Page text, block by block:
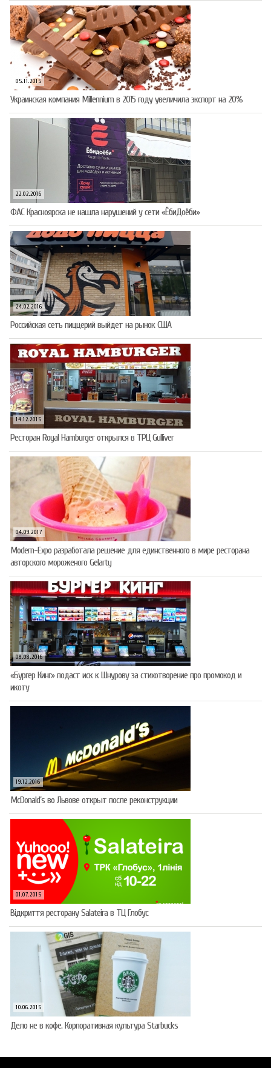
05.11.2015
Украинская компания Millennium в 2015 году увеличила экспорт на 20%
22.02.2016
ФАС Красноярска не нашла нарушений у сети «ЁбиДоёби»
24.02.2016
Российская сеть пиццерий выйдет на рынок США
14.12.2015
Ресторан Royal Hamburger открылся в ТРЦ Gulliver
04.09.2017
Modern-Expo разработала решение для единственного в мире ресторана
авторского мороженого Gelarty
08.08.2016
«Бургер Кинг» подаст иск к Шнурову за стихотворение про промокод и
икоту
19.12.2016
McDonald’s во Львове открыт после реконструкции
01.07.2015
Відкриття ресторану Salateirа в ТЦ Глобус
10.06.2015
Дело не в кофе. Корпоративная культура Starbucks